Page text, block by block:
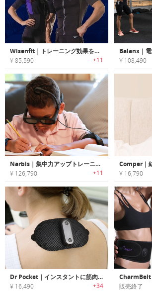
Wisenfit｜トレーニング効果を高めるEMSパッド内蔵eスポーツウェア「ワイゼンフィット」
¥ 85,590 +11 ¥ 108,490
Narbis｜集中力アップトレーニングが可能なスマートメガネ「ナービス」
¥ 126,790 +11 ¥ 16,790
Dr Pocket｜インスタントに筋肉の痛みを低減するポータブルTENSパッド「ドクターポケット」
¥ 16,490 +34 販売終了